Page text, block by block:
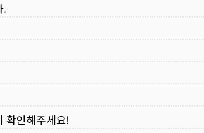
.
확인해주세요!